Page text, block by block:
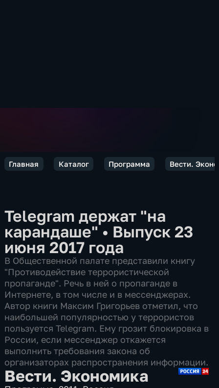
Главная Каталог Программа Вести.
Telegram держат "на
карандаше"• Выпуск 23
июня 2017 года
В Общественной палате представили книгу
"Противодействие террористической
пропаганде". Речь в ней о пропаганде в
Интернете, в том числе и в мессенджерах.
Автор книги Максим Григорьев отметил, что
наибольшей популярностью у террористов
пользуется Telegram. Ему грозит блокировка в
России, если мессенджер откажется
выполнить требования закона об
организаторах распространения информации.
Вести. Экономика